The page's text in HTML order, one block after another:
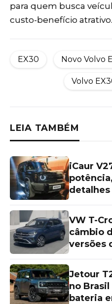
para quem busca
custo-benefício atrativo.
EX30 Novo Volvo
Volvo
LEIA TAMBÉM
iCaur
VW T-
câmbio
versões
Jetour
no
bateria